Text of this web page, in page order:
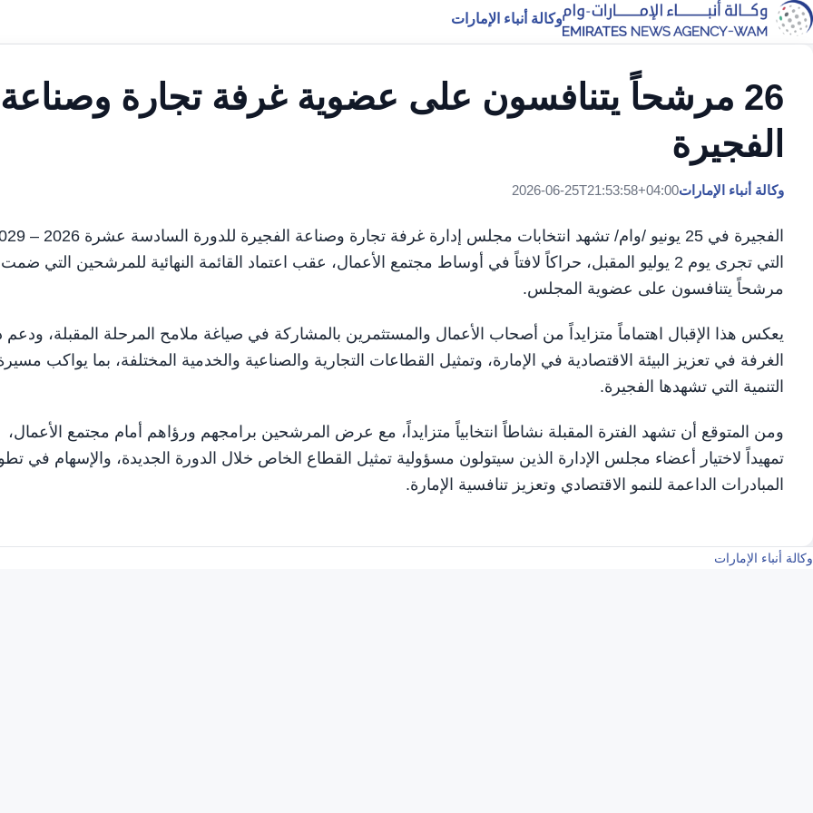
وكالة أنباء الإمارات
26 مرشحاً يتنافسون على عضوية غرفة تجارة وصناعة
الفجيرة
وكالة أنباء الإمارات2026-06-25T21:53:58+04:00
مرشحاً يتنافسون على عضوية المجلس.
يعكس هذا الإقبال اهتماماً متزايداً من أصحاب الأعمال والمستثمرين بالمشاركة في صياغة ملامح المرحلة المقبلة، ودعم
الغرفة في تعزيز البيئة الاقتصادية في الإمارة، وتمثيل القطاعات التجارية والصناعية والخدمية المختلفة، بما يواكب
التنمية التي تشهدها الفجيرة.
ومن المتوقع أن تشهد الفترة المقبلة نشاطاً انتخابياً متزايداً، مع عرض المرشحين برامجهم ورؤاهم أمام مجتمع الأعمال،
تمهيداً لاختيار أعضاء مجلس الإدارة الذين سيتولون مسؤولية تمثيل القطاع الخاص خلال الدورة الجديدة، والإسهام في
المبادرات الداعمة للنمو الاقتصادي وتعزيز تنافسية الإمارة.
وكالة أنباء الإمارات